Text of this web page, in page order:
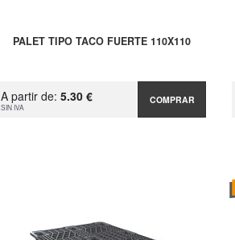
PALET TIPO TACO FUERTE 110X110
A partir de: 5.30 €
SIN IVA
COMPRAR